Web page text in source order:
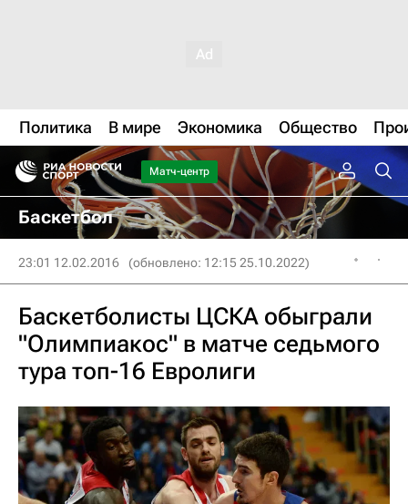
Политика В мире Экономика Общество
Матч-центр
Баскетбол
23:01 12.02.2016 (обновлено: 12:15 25.10.2022)
Баскетболисты ЦСКА обыграли
"Олимпиакос" в матче седьмого
тура топ-16 Евролиги